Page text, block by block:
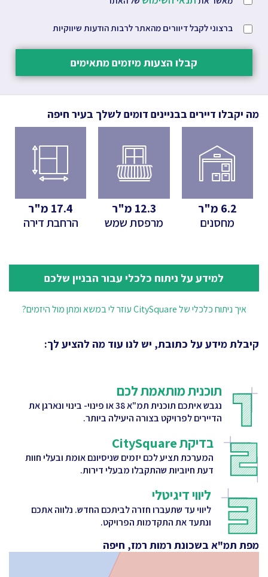
ברצוני לקבל דיוורים מהאתר לרבות הודעות שיווקיות
קבלו הצעות מיזמים מתאימים
מה יקבלו דיירים בבניינים דומים לשלך בעיר חיפה
6.2 מ"ר
מחסנים
12.3 מ"ר
מרפסת שמש
17.4 מ"ר
הרחבת דירה
למידע על ניתוח כלכלי עבור הבניין שלכם
איך ניתוח כלכלי של CitySquare עוזר לי במשא ומתן מול היזמים?
קיבלת מידע על כתובת, יש לנו עוד מה להציע לך:
תוכנית מותאמת לכם
נגבש איתכם תוכנית תמ"א 38 או פינוי- בינוי ונארגן את
הדיירים לפרויקט בצורה היעילה ביותר.
בדיקת CitySquare
המערכת תציע לכם יזמים שניסיונם אומת ובעלי חוות
דעת חיוביות שהתקבלו מבעלי דירות.
ליווי דיגיטלי
ליווי עד שתעברו חזרה לביתכם החדש. נלווה אתכם
ונתעד את התקדמות הפרויקט.
מפת תמ"א בשכונת רמות רמז, חיפה